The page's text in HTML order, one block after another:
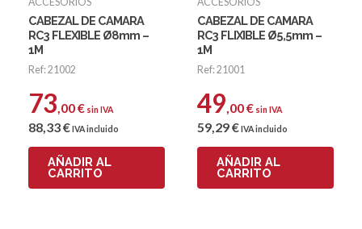
CABEZAL DE CAMARA
RC3 FLEXIBLE Ø8mm –
1M
Ref: 21002
73 ,00€ sin IVA
88 ,33€IVA incluido
AÑADIR AL
CARRITO
CABEZAL DE CAMARA
RC3 FLIXIBLE Ø5,5mm –
1M
Ref: 21001
49 ,00€ sin IVA
59 ,29€IVA incluido
AÑADIR AL
CARRITO